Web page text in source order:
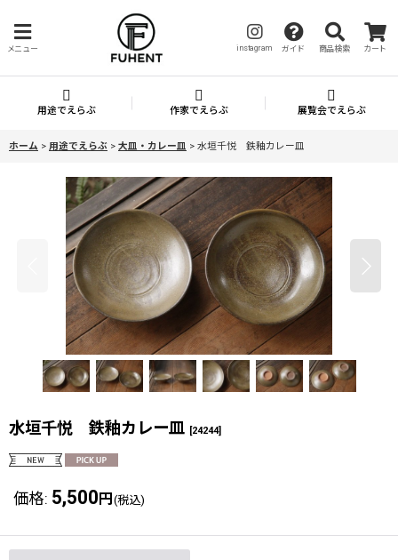
メニュー instagram ガイド 商品検索 カート
用途でえらぶ 作家でえらぶ 展覧会でえらぶ
ホーム > 用途でえらぶ > 大皿・カレー皿 > 水垣千悦 鉄釉カレー皿
水垣千悦 鉄釉カレー皿 [24244]
価格: 5,500 円 (税込)